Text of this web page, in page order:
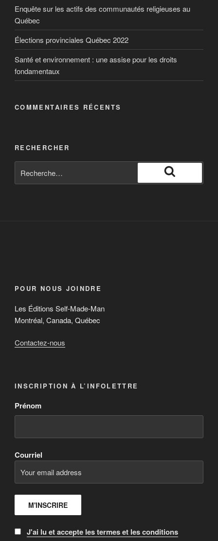
Enquête sur les actifs des communautés religieuses au
Québec
Élections provinciales Québec 2022
Santé et environnement : une assise pour les droits
fondamentaux
COMMENTAIRES RÉCENTS
RECHERCHER
POUR NOUS JOINDRE
Les Éditions Self-Made-Man
Montréal, Canada, Québec
Contactez-nous
INSCRIPTION À L’INFOLETTRE
Prénom
Courriel
J'ai lu et accepte les termes et les conditions